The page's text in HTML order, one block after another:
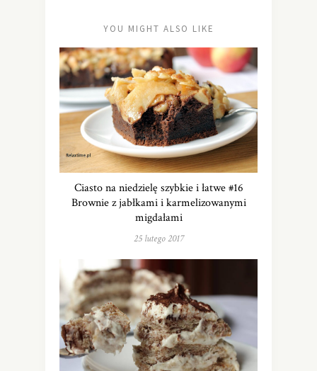
YOU MIGHT ALSO LIKE
Ciasto na niedzielę szybkie i łatwe #16
Brownie z jabłkami i karmelizowanymi
migdałami
25 lutego 2017